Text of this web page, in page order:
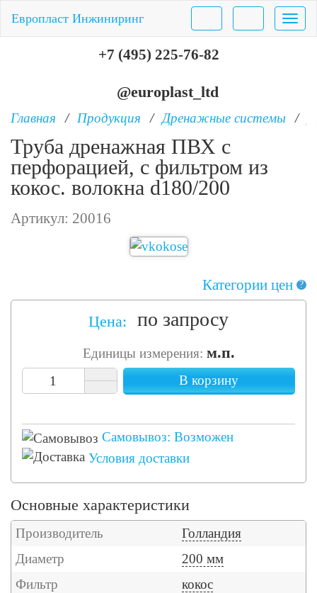
+7 (495) 225-76-82
@europlast_ltd
Европласт Инжиниринг
Главная Продукция Дренажные системы
Труба дренажная ПВХ с
перфорацией, с фильтром из
кокос. волокна d180/200
Артикул: 20016
Категории цен ?
Цена: по запросу
Единицы измерения: м.п.
В корзину
Самовывоз: Возможен
Условия доставки
Основные характеристики
Производитель
Голландия
Диаметр
200 мм
Фильтр
кокос